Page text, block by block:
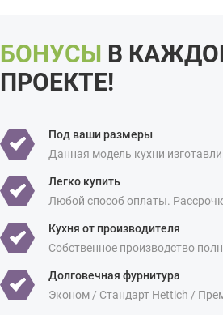
БОНУСЫ В
ПРОЕКТЕ!
Под ваши размеры
Данная модель кухни
Легко купить
Любой способ оплаты.
Кухня от производителя
Собственное производство
Долговечная фурнитура
Эконом / Стандарт Hettich /